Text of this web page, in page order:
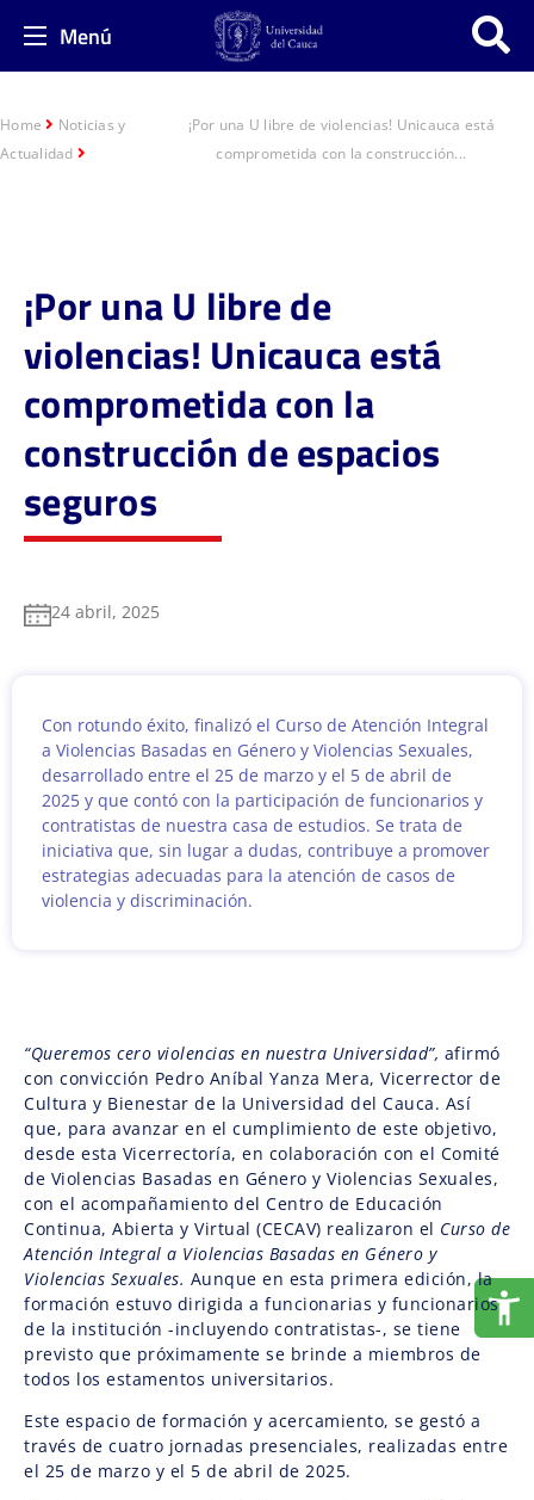
Menú
Home
Noticias y
Actualidad
¡Por una U libre de violencias! Unicauca está
comprometida con la construcción...
¡Por una U libre de
violencias! Unicauca está
comprometida con la
construcción de espacios
seguros
24 abril, 2025
Con rotundo éxito, finalizó el Curso de Atención Integral
a Violencias Basadas en Género y Violencias Sexuales,
desarrollado entre el 25 de marzo y el 5 de abril de
2025 y que contó con la participación de funcionarios y
contratistas de nuestra casa de estudios. Se trata de
iniciativa que, sin lugar a dudas, contribuye a promover
estrategias adecuadas para la atención de casos de
violencia y discriminación.
“Queremos cero violencias en nuestra Universidad”, afirmó
con convicción Pedro Aníbal Yanza Mera, Vicerrector de
Cultura y Bienestar de la Universidad del Cauca. Así
que, para avanzar en el cumplimiento de este objetivo,
desde esta Vicerrectoría, en colaboración con el Comité
de Violencias Basadas en Género y Violencias Sexuales,
con el acompañamiento del Centro de Educación
Continua, Abierta y Virtual (CECAV) realizaron el Curso de
Atención Integral a Violencias Basadas en Género y
Violencias Sexuales. Aunque en esta primera edición, la
formación estuvo dirigida a funcionarias y funcionarios
de la institución -incluyendo contratistas-, se tiene
previsto que próximamente se brinde a miembros de
todos los estamentos universitarios.
Este espacio de formación y acercamiento, se gestó a
través de cuatro jornadas presenciales, realizadas entre
el 25 de marzo y el 5 de abril de 2025.